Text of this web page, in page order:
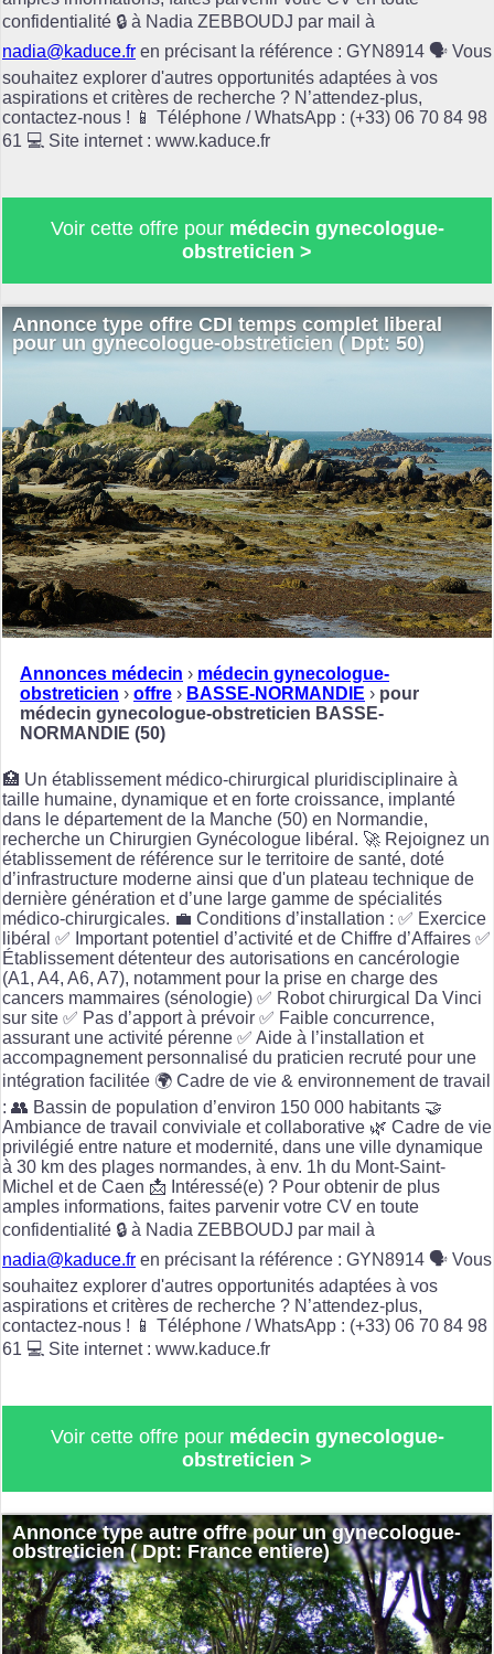
confidentialité 🔒 à Nadia ZEBBOUDJ par mail à
nadia@kaduce.fr en précisant la référence : GYN8914 🗣️ Vous
souhaitez explorer d'autres opportunités adaptées à vos
aspirations et critères de recherche ? N’attendez-plus,
contactez-nous ! 📱 Téléphone / WhatsApp : (+33) 06 70 84 98
61 💻 Site internet : www.kaduce.fr
Voir cette offre pour médecin gynecologue-
obstreticien >
Annonce type offre CDI temps complet liberal
pour un gynecologue-obstreticien ( Dpt: 50)
Annonces médecin › médecin gynecologue-
obstreticien › offre › BASSE-NORMANDIE › pour
médecin gynecologue-obstreticien BASSE-
NORMANDIE (50)
🏥 Un établissement médico-chirurgical pluridisciplinaire à
taille humaine, dynamique et en forte croissance, implanté
dans le département de la Manche (50) en Normandie,
recherche un Chirurgien Gynécologue libéral. 🚀 Rejoignez un
établissement de référence sur le territoire de santé, doté
d’infrastructure moderne ainsi que d'un plateau technique de
dernière génération et d’une large gamme de spécialités
médico-chirurgicales. 💼 Conditions d’installation : ✅ Exercice
libéral ✅ Important potentiel d’activité et de Chiffre d’Affaires ✅
Établissement détenteur des autorisations en cancérologie
(A1, A4, A6, A7), notamment pour la prise en charge des
cancers mammaires (sénologie) ✅ Robot chirurgical Da Vinci
sur site ✅ Pas d’apport à prévoir ✅ Faible concurrence,
assurant une activité pérenne ✅ Aide à l’installation et
accompagnement personnalisé du praticien recruté pour une
intégration facilitée 🌍 Cadre de vie & environnement de travail
: 👥 Bassin de population d’environ 150 000 habitants 🤝
Ambiance de travail conviviale et collaborative 🌿 Cadre de vie
privilégié entre nature et modernité, dans une ville dynamique
à 30 km des plages normandes, à env. 1h du Mont-Saint-
Michel et de Caen 📩 Intéressé(e) ? Pour obtenir de plus
amples informations, faites parvenir votre CV en toute
confidentialité 🔒 à Nadia ZEBBOUDJ par mail à
nadia@kaduce.fr en précisant la référence : GYN8914 🗣️ Vous
souhaitez explorer d'autres opportunités adaptées à vos
aspirations et critères de recherche ? N’attendez-plus,
contactez-nous ! 📱 Téléphone / WhatsApp : (+33) 06 70 84 98
61 💻 Site internet : www.kaduce.fr
Voir cette offre pour médecin gynecologue-
obstreticien >
Annonce type autre offre pour un gynecologue-
obstreticien ( Dpt: France entiere)